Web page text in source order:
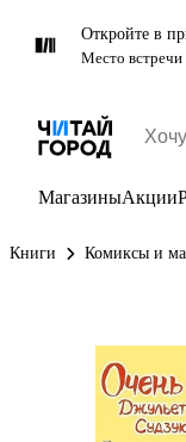
Откройте в
Место встречи
МагазиныАкции
Книги Комиксы и